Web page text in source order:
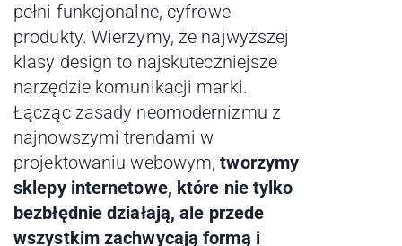
pełni funkcjonalne, cyfrowe
produkty. Wierzymy, że najwyższej
klasy design to najskuteczniejsze
narzędzie komunikacji marki.
Łącząc zasady neomodernizmu z
najnowszymi trendami w
projektowaniu webowym,tworzymy
sklepy internetowe, które nie tylko
bezbłędnie działają, ale przede
wszystkim zachwycają formą i